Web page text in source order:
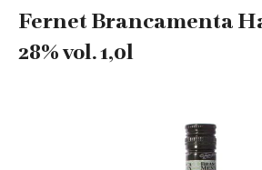
Fernet Brancamenta
28% vol. 1,0l